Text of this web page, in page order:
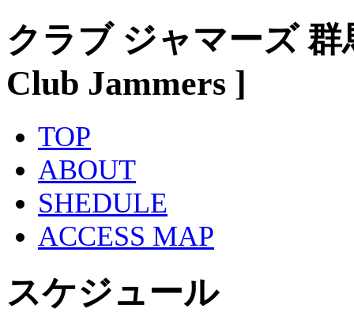
クラブ ジャマーズ
Club Jammers ]
TOP
ABOUT
SHEDULE
ACCESS MAP
スケジュール